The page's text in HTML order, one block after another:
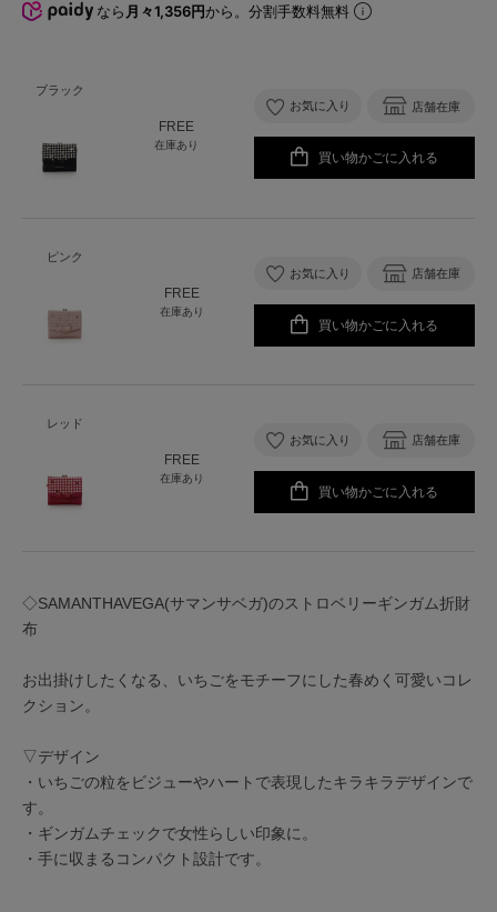
なら 月々1,356円から。分割手数料無料
ブラック
FREE
在庫あり
お気に入り 店舗在庫
買い物かごに入れる
ピンク
FREE
在庫あり
お気に入り 店舗在庫
買い物かごに入れる
レッド
FREE
在庫あり
お気に入り 店舗在庫
買い物かごに入れる
◇SAMANTHAVEGA(サマンサベガ)のストロベリーギンガム折財
布
お出掛けしたくなる、いちごをモチーフにした春めく可愛いコレ
クション。
▽デザイン
・いちごの粒をビジューやハートで表現したキラキラデザインで
す。
・ギンガムチェックで女性らしい印象に。
・手に収まるコンパクト設計です。